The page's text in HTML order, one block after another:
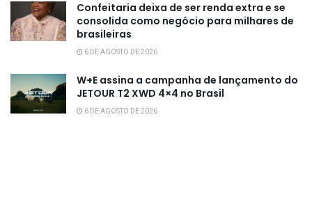
Confeitaria deixa de ser renda extra e se
consolida como negócio para milhares de
brasileiras
6 DE AGOSTO DE 2026
W+E assina a campanha de lançamento do
JETOUR T2 XWD 4×4 no Brasil
6 DE AGOSTO DE 2026